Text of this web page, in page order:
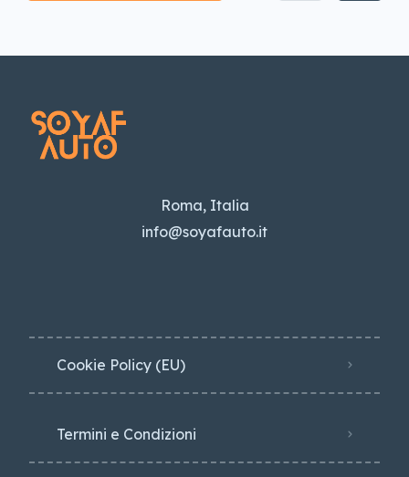
Roma, Italia
info@soyafauto.it
Cookie Policy (EU)
Termini e Condizioni